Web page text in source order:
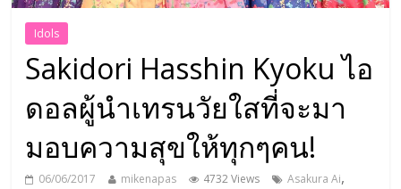
Idols
Sakidori Hasshin Kyoku ไอ
ดอลผู้นำเทรนวัยใสที่จะมา
มอบความสุขให้ทุกๆคน!
06/06/2017 mikenapas 4732 Views Asakura Ai,